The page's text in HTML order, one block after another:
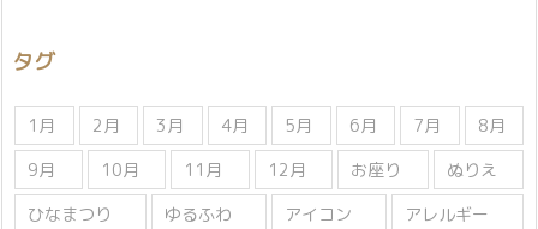
ー
タグ
1月 2月 3月 4月 5月 6月 7月
8月
9月
10月 11月 12月 お座り
ぬりえ
ひなまつり
ゆるふわ アイコン
アレルギー